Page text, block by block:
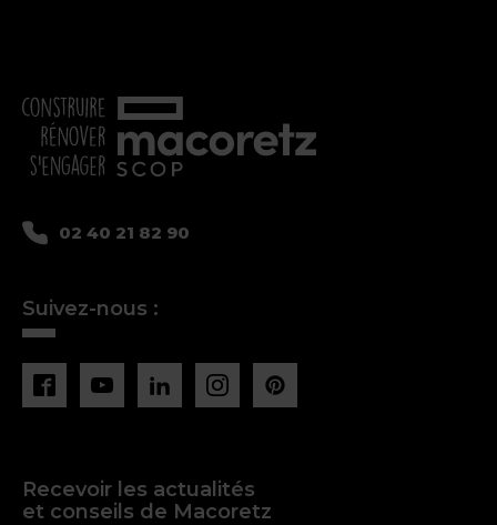
02 40 21 82 90
Suivez-nous :
Recevoir les actualités
et conseils de Macoretz